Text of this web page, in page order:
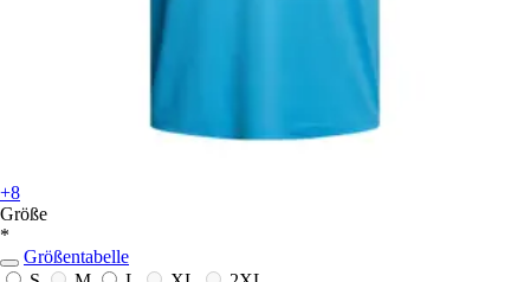
+8
Größe
*
Größentabelle